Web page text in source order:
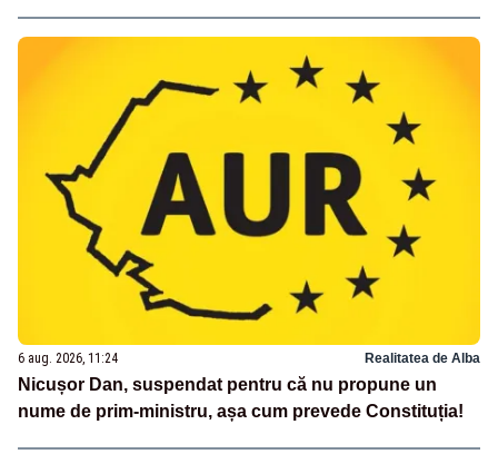
6 aug. 2026, 11:24 Realitatea de Alba
Nicușor Dan, suspendat pentru că nu propune un
nume de prim-ministru, așa cum prevede Constituția!